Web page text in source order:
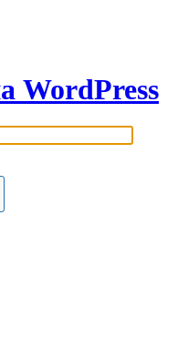
WordPress